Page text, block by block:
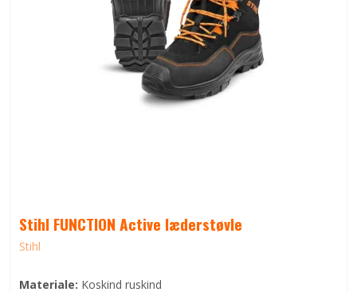
Stihl FUNCTION Active læderstøvle
Stihl
Materiale: Koskind ruskind